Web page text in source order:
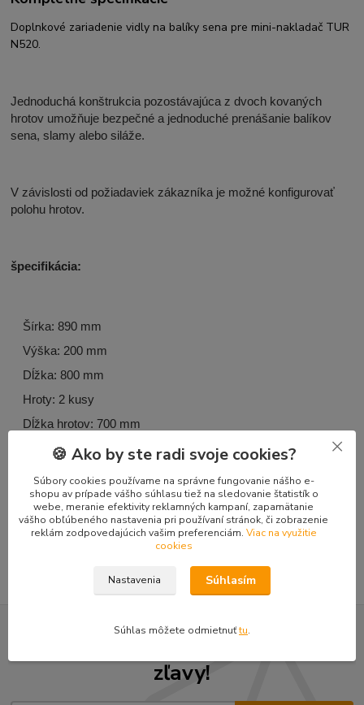
Doplnkové zariadenie vidly na balíky sena pre mini-nakladač TUR
N520.
Jednoduchá konštrukcia pozostávajúca z dvoch kovaných
hrotov umožňuje bezpečné a jednoduché prenášanie balíkov
sena, slamy alebo siláže.
V závislosti od požiadaviek zákazníka je možné konfigurovať
polohu hrotov.
špecifikácia:
Šírka: 890 mm
Výška: 200 mm
Dĺžka: 800 mm
Hroty: 2 kusy
Dĺžka hrotov: 700 mm
Hmotnosť: 50 kg
Tovar zaradený v kategóriách
Doplnky mini-nakladače TUR 520
Nepremeškajte novinky, akcie a
zľavy!
🍪 Ako by ste radi svoje cookies?
Súbory cookies používame na správne fungovanie nášho e-
shopu av prípade vášho súhlasu tiež na sledovanie štatistík o
webe, meranie efektivity reklamných kampaní, zapamätanie
vášho obľúbeného nastavenia pri používaní stránok, či zobrazenie
reklám zodpovedajúcich vašim preferenciám. Viac na využitie
cookies
Nastavenia Súhlasím
Súhlas môžete odmietnuťtu.